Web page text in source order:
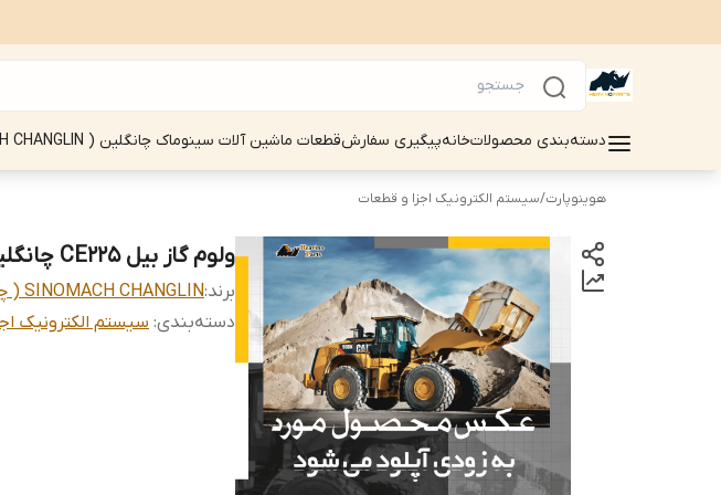
دسته‌بندی محصولاتخانهپیگیری سفارشقطعات ماشین آلات سینوماک چانگلین ( SINOMACH CHANGLIN )
هوینوپارت/سیستم الکترونیک اجزا و قطعات
ولوم گاز بیل CE225 چانگلین
برند:SINOMACH CHANGLIN ( چانگلین سینوماک )
دسته‌بندی: سیستم الکترونیک